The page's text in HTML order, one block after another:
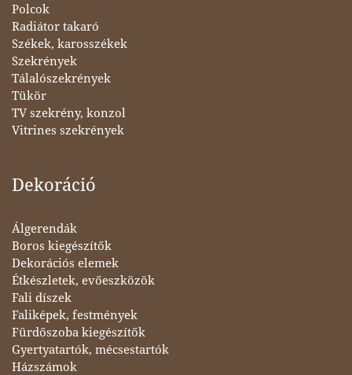
Polcok
Radiátor takaró
Székek, karosszékek
Szekrények
Tálalószekrények
Tükör
TV szekrény, konzol
Vitrines szekrények
Dekoráció
Álgerendák
Boros kiegészítők
Dekorációs elemek
Étkészletek, evőeszközök
Fali díszek
Faliképek, festmények
Fürdőszoba kiegészítők
Gyertyatartók, mécsestartók
Házszámok